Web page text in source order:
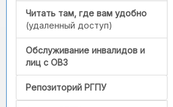
Читать там, где вам удобно
(удаленный доступ)
Обслуживание инвалидов и
лиц с ОВЗ
Репозиторий РГПУ